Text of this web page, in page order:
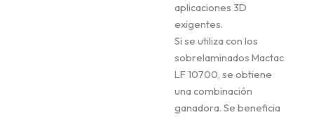
aplicaciones 3D
exigentes.
Si se utiliza con los
sobrelaminados Mactac
LF 10700, se obtiene
una combinación
ganadora. Se beneficia